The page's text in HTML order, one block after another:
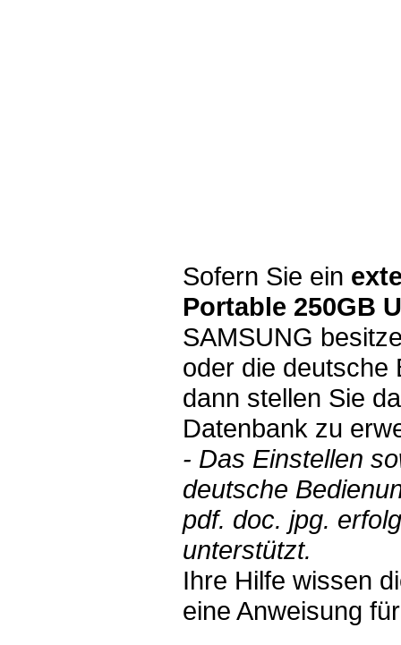
Sofern Sie ein
Portable 250GB
SAMSUNG
oder die deutsche
dann stellen Sie
Datenbank zu
- Das Einstellen
deutsche
pdf. doc. jpg.
unterstützt.
Ihre Hilfe wissen
eine Anweisung